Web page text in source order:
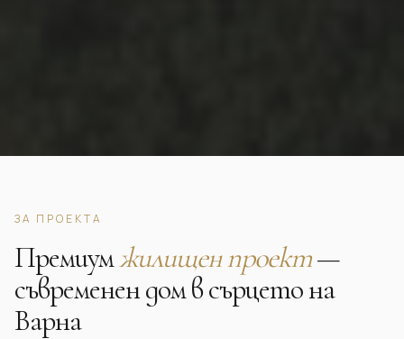
ЗА ПРОЕКТА
Премиумжилищен проект—
съвременен дом в сърцето на
Варна